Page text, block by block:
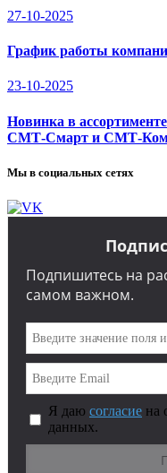
27-10-2025
График работы
23-10-2025
Новинка в
СМТ-Смарт и СМТ-
Мы в социальных сетях
Подпишитесь на
самом важном.
Я даю согласие на
данных.